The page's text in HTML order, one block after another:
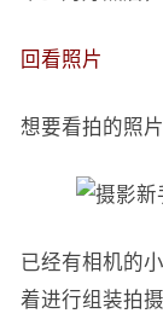
回看照片
想要看拍的照
已经有相机的
着进行组装拍